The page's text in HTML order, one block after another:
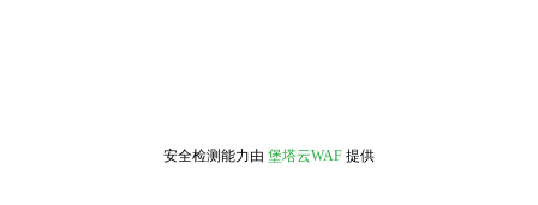
安全检测能力由 堡塔云WAF 提供